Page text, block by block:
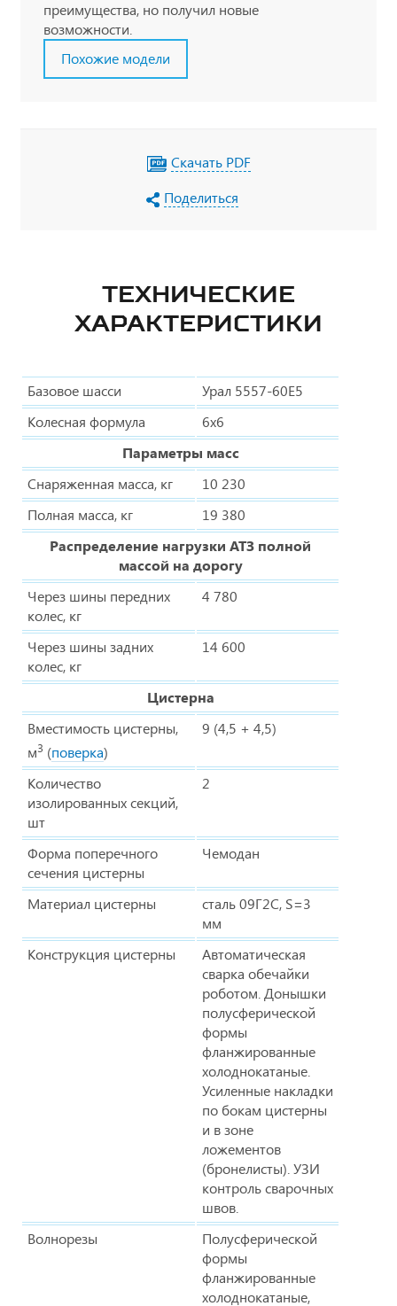
преимущества, но получил новые
возможности.
Похожие модели
Скачать PDF
Поделиться
ТЕХНИЧЕСКИЕ
ХАРАКТЕРИСТИКИ
Базовое шасси
Урал 5557-60Е5
Колесная формула
6х6
Параметры масс
Снаряженная масса, кг
10 230
Полная масса, кг
19 380
Распределение нагрузки АТЗ полной
массой на дорогу
Через шины передних
колес, кг
4 780
Через шины задних
колес, кг
14 600
Цистерна
Вместимость цистерны,
м3 (поверка)
9 (4,5 + 4,5)
Количество
изолированных секций,
шт
2
Форма поперечного
сечения цистерны
Чемодан
Материал цистерны
сталь 09Г2С, S=3
мм
Конструкция цистерны
Автоматическая
сварка обечайки
роботом. Донышки
полусферической
формы
фланжированные
холоднокатаные.
Усиленные накладки
по бокам цистерны
и в зоне
ложементов
(бронелисты). УЗИ
контроль сварочных
швов.
Волнорезы
Полусферической
формы
фланжированные
холоднокатаные,